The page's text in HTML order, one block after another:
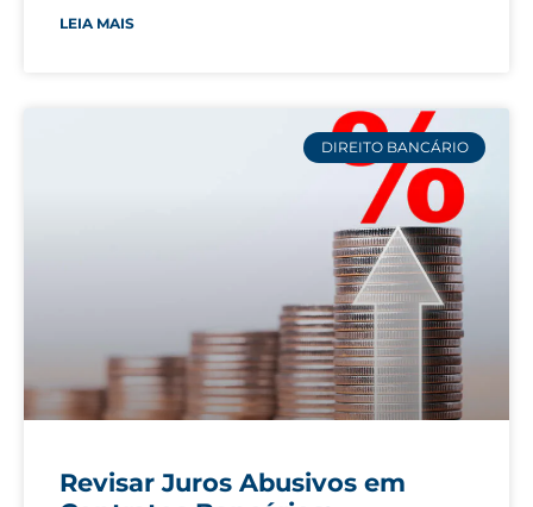
LEIA MAIS
DIREITO BANCÁRIO
Revisar Juros Abusivos em